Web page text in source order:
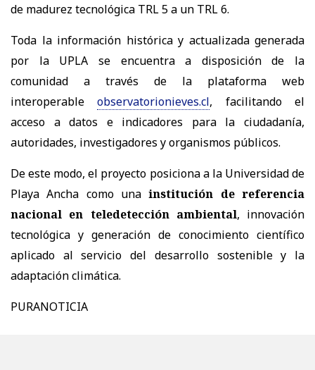
de madurez tecnológica TRL 5 a un TRL 6.
Toda la información histórica y actualizada generada
por la UPLA se encuentra a disposición de la
comunidad a través de la plataforma web
interoperable
observatorionieves.cl, facilitando el
acceso a datos e indicadores para la ciudadanía,
autoridades, investigadores y organismos públicos.
De este modo, el proyecto posiciona a la Universidad de
Playa Ancha como una institución de referencia
nacional en teledetección ambiental, innovación
tecnológica y generación de conocimiento científico
aplicado al servicio del desarrollo sostenible y la
adaptación climática.
PURANOTICIA